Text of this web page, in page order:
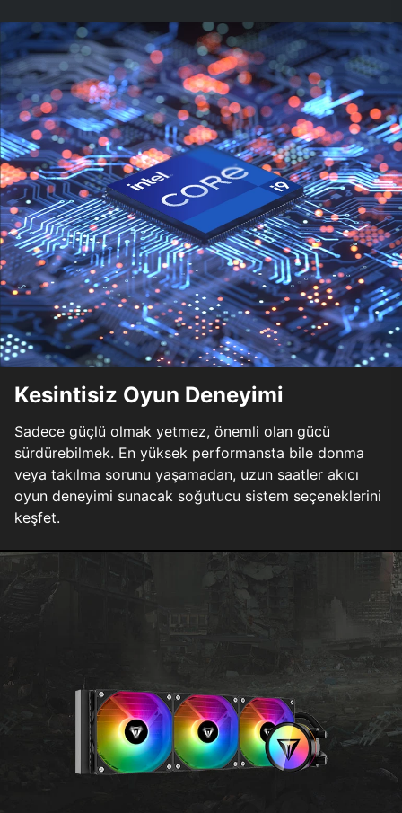
Kesintisiz Oyun Deneyimi
Sadece güçlü olmak yetmez, önemli olan gücü
sürdürebilmek. En yüksek performansta bile donma
veya takılma sorunu yaşamadan, uzun saatler akıcı
oyun deneyimi sunacak soğutucu sistem seçeneklerini
keşfet.